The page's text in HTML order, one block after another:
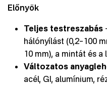
Előnyök
Teljes testreszabás
hálónyílást (0,2–100
10 mm), a mintát és
Változatos
acél, GI, alumínium,